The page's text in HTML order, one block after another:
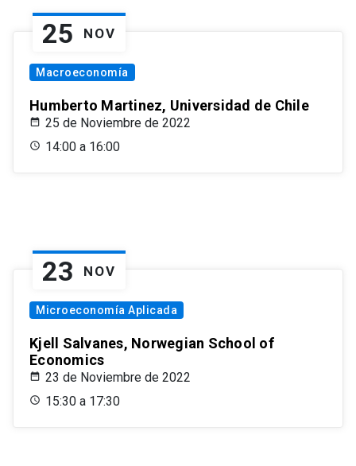
25 NOV
Macroeconomía
Humberto Martinez, Universidad de Chile
25 de Noviembre de 2022
14:00 a 16:00
23 NOV
Microeconomía Aplicada
Kjell Salvanes, Norwegian School of
Economics
23 de Noviembre de 2022
15:30 a 17:30